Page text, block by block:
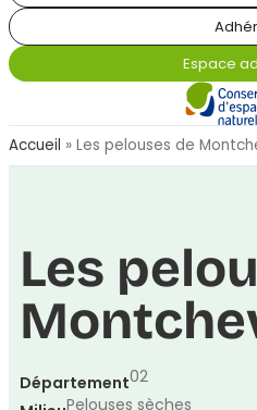
Espace
Accueil » Les pelouses de
Les
Département02
Pelouses sèches